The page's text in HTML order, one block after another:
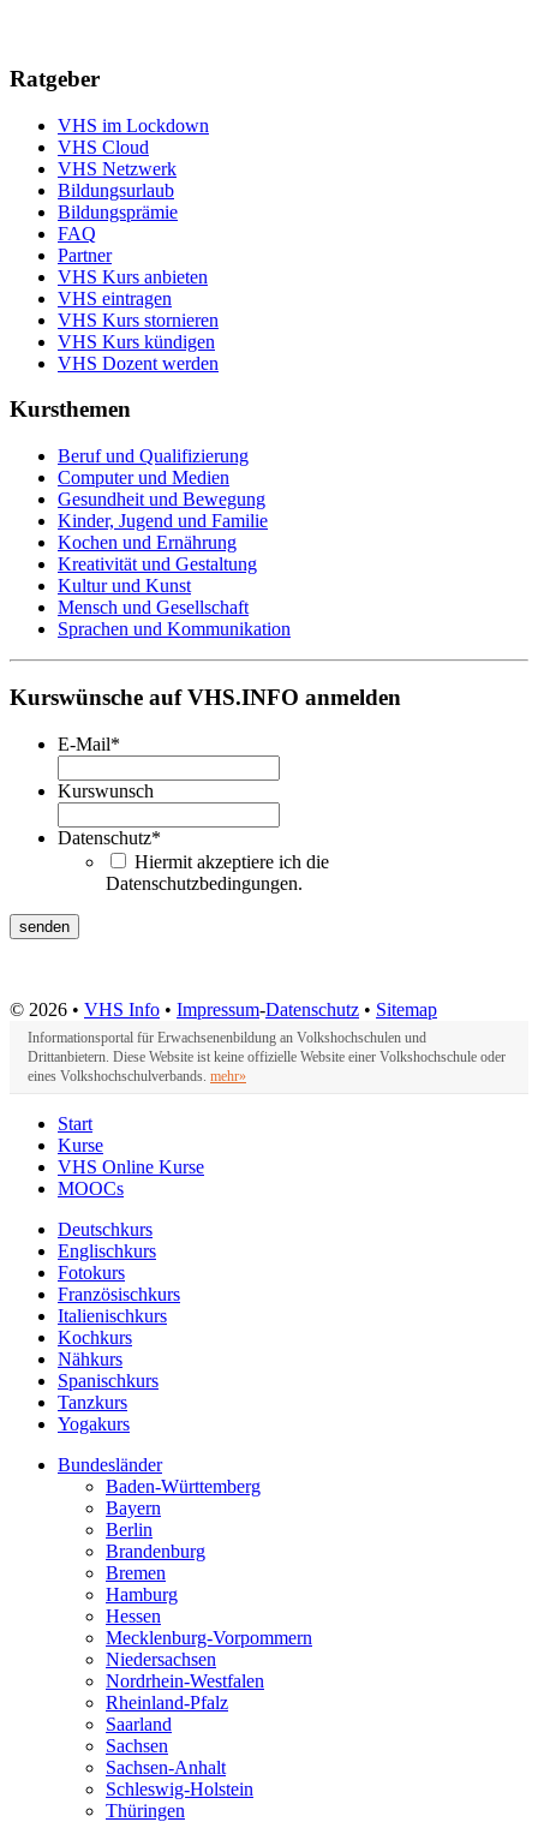
Ratgeber
VHS im Lockdown
VHS Cloud
VHS Netzwerk
Bildungsurlaub
Bildungsprämie
FAQ
Partner
VHS Kurs anbieten
VHS eintragen
VHS Kurs stornieren
VHS Kurs kündigen
VHS Dozent werden
Kursthemen
Beruf und Qualifizierung
Computer und Medien
Gesundheit und Bewegung
Kinder, Jugend und Familie
Kochen und Ernährung
Kreativität und Gestaltung
Kultur und Kunst
Mensch und Gesellschaft
Sprachen und Kommunikation
Kurswünsche auf VHS.INFO anmelden
E-Mail*
Kurswunsch
Datenschutz*
Hiermit akzeptiere ich die
Datenschutzbedingungen.
© 2026 • VHS Info • Impressum-Datenschutz • Sitemap
Informationsportal für Erwachsenenbildung an Volkshochschulen und
Drittanbietern. Diese Website ist keine offizielle Website einer Volkshochschule oder
eines Volkshochschulverbands. mehr»
Start
Kurse
VHS Online Kurse
MOOCs
Deutschkurs
Englischkurs
Fotokurs
Französischkurs
Italienischkurs
Kochkurs
Nähkurs
Spanischkurs
Tanzkurs
Yogakurs
Bundesländer
Baden-Württemberg
Bayern
Berlin
Brandenburg
Bremen
Hamburg
Hessen
Mecklenburg-Vorpommern
Niedersachsen
Nordrhein-Westfalen
Rheinland-Pfalz
Saarland
Sachsen
Sachsen-Anhalt
Schleswig-Holstein
Thüringen